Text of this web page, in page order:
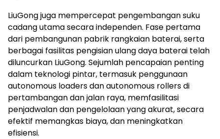
LiuGong juga mempercepat pengembangan suku
cadang utama secara independen. Fase pertama
dari pembangunan pabrik rangkaian baterai, serta
berbagai fasilitas pengisian ulang daya baterai telah
diluncurkan LiuGong. Sejumlah pencapaian penting
dalam teknologi pintar, termasuk penggunaan
autonomous loaders dan autonomous rollers di
pertambangan dan jalan raya, memfasilitasi
penjadwalan dan pengelolaan yang akurat, secara
efektif memangkas biaya, dan meningkatkan
efisiensi.